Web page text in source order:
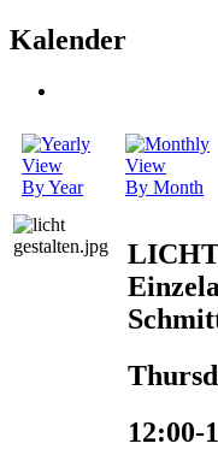
Kalender
By Year By Month
12:00-